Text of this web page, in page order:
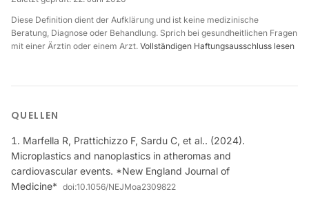
Diese Definition dient der Aufklärung und ist keine medizinische
Beratung, Diagnose oder Behandlung. Sprich bei gesundheitlichen Fragen
mit einer Ärztin oder einem Arzt. Vollständigen Haftungsausschluss lesen
QUELLEN
Marfella R, Prattichizzo F, Sardu C, et al.. (2024).
Microplastics and nanoplastics in atheromas and
cardiovascular events. *New England Journal of
Medicine* doi:10.1056/NEJMoa2309822